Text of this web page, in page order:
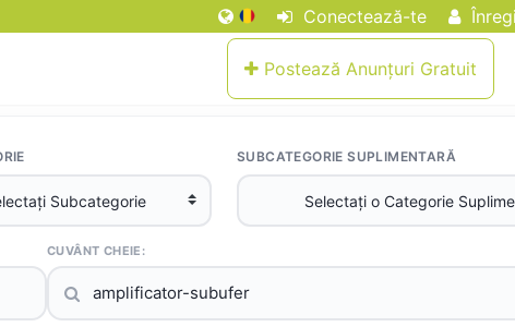
Conectează-te
Postează Anunțuri Gratuit
SUBCATEGORIE SUPLIMENTARĂ
CUVÂNT CHEIE: